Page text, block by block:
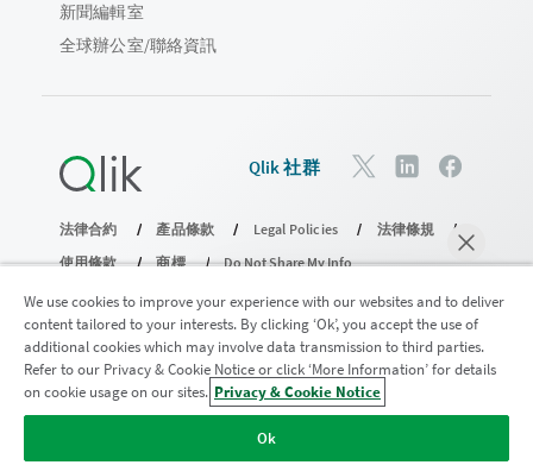
立即聊天
新聞編輯室
全球辦公室/聯絡資訊
Qlik 社群
法律合約 產品條款 Legal Policies
法律條規
使用條款
商標
Do Not Share My Info
© 1993-2026 QlikTech International AB。保留所有權利。
加入分析現代化計畫
透過分析現代化程式進行現代化而不犧牲寶貴的 QlikView 應用
程式。
We use cookies to improve your experience with our websites and to deliver
content tailored to your interests. By clicking ‘Ok’, you accept the use of
additional cookies which may involve data transmission to third parties.
Refer to our Privacy & Cookie Notice or click ‘More Information’ for details
on cookie usage on our sites. Privacy & Cookie Notice
Ok